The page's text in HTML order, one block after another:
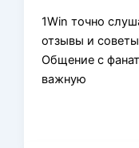
1Wi͏n точно
отзывы и
Общение с
важную